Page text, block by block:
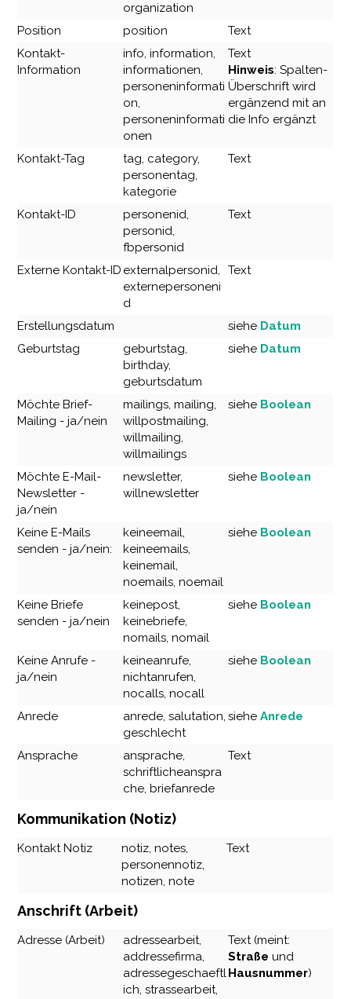
organization
Position position
Text
Kontakt-
Information
info, information,
informationen,
personeninformati
on,
personeninformati
onen
Text
Hinweis: Spalten-
Überschrift wird
ergänzend mit an
die Info ergänzt
Kontakt-Tag
tag, category,
personentag,
kategorie
Text
Kontakt-ID
personenid,
personid,
fbpersonid
Text
Externe Kontakt-ID externalpersonid,
externepersoneni
d
Text
Erstellungsdatum siehe Datum
Geburtstag
geburtstag,
birthday,
geburtsdatum
siehe Datum
Möchte Brief-
Mailing - ja/nein
mailings, mailing,
willpostmailing,
willmailing,
willmailings
siehe Boolean
Möchte E-Mail-
Newsletter -
ja/nein
newsletter,
willnewsletter
siehe Boolean
Keine E-Mails
senden - ja/nein:
keineemail,
keineemails,
keinemail,
noemails, noemail
siehe Boolean
Keine Briefe
senden - ja/nein
keinepost,
keinebriefe,
nomails, nomail
siehe Boolean
Keine Anrufe -
ja/nein
keineanrufe,
nichtanrufen,
nocalls, nocall
siehe Boolean
Anrede
anrede, salutation,
geschlecht
sieheAnrede
Ansprache
ansprache,
schriftlicheanspra
che, briefanrede
Text
Kommunikation (Notiz)
Kontakt Notiz
notiz, notes,
personennotiz,
notizen, note
Text
Anschrift (Arbeit)
Adresse (Arbeit)
adressearbeit,
addressefirma,
adressegeschaeftl
ich, strassearbeit,
Text (meint:
Straßeund
Hausnummer)